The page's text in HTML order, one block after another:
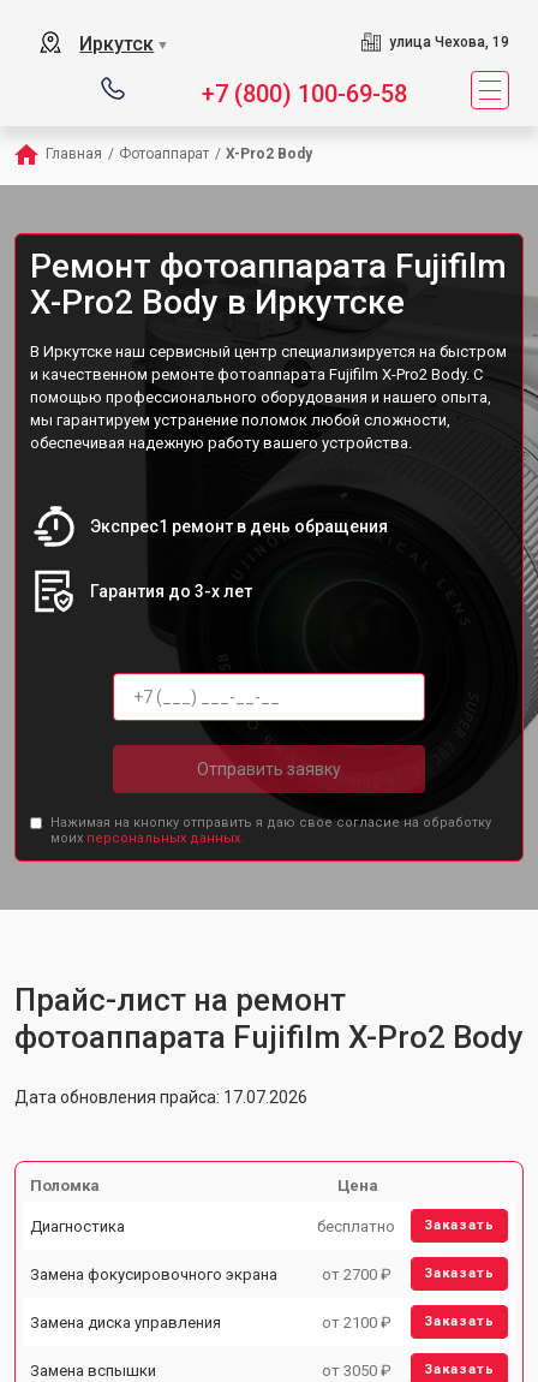
Иркутск ▼ улица Чехова, 19
+7 (800) 100-69-58
Главная / Фотоаппарат / X-Pro2 Body
Ремонт фотоаппарата Fujifilm
X-Pro2 Body в Иркутске
В Иркутске наш сервисный центр специализируется на быстром
и качественном ремонте фотоаппарата Fujifilm X-Pro2 Body. С
помощью профессионального оборудования и нашего опыта,
мы гарантируем устранение поломок любой сложности,
обеспечивая надежную работу вашего устройства.
Экспрес1 ремонт в день обращения
Гарантия до 3-х лет
Отправить заявку
Нажимая на кнопку отправить я даю свое согласие на обработку
моих персональных данных.
Прайс-лист на ремонт
фотоаппарата Fujifilm X-Pro2 Body
Дата обновления прайса: 17.07.2026
Поломка Цена
Диагностика бесплатно Заказать
Замена фокусировочного экрана от 2700 ₽ Заказать
Замена диска управления от 2100 ₽ Заказать
Замена вспышки от 3050 ₽ Заказать